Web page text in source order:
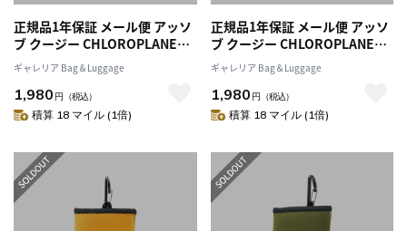
正規品1年保証 メール便 アッソ
ブ クージー CHLOROPLANE
AS2OV ORIGINAL KOOZIE ド
リンクホルダー ボトルホルダー
CHLOROPLANE SERIES 保冷
保温 水滴防止 防水 撥水 缶 カバ
ギャレリア Bag＆Luggage
1,980 円 （税込）
積算 18 マイル (1倍)
正規品1年保証 メール便 アッソ
ブ クージー CHLOROPLANE
AS2OV ORIGINAL KOOZIE ド
リンクホルダー ボトルホルダー
CHLOROPLANE SERIES 保冷
保温 水滴防止 防水 撥水 缶 カバ
ギャレリア Bag＆Luggage
1,980 円 （税込）
積算 18 マイル (1倍)